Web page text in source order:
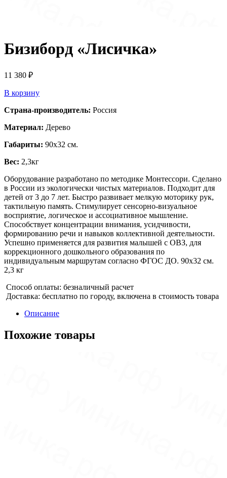
Бизиборд «Лисичка»
11 380 ₽
В корзину
Страна-производитель: Россия
Материал: Дерево
Габариты: 90х32 см.
Вес: 2,3кг
Оборудование разработано по методике Монтессори. Сделано
в России из экологически чистых материалов. Подходит для
детей от 3 до 7 лет. Быстро развивает мелкую моторику рук,
тактильную память. Стимулирует сенсорно-визуальное
восприятие, логическое и ассоциативное мышление.
Способствует концентрации внимания, усидчивости,
формированию речи и навыков коллективной деятельности.
Успешно применяется для развития малышей с ОВЗ, для
коррекционного дошкольного образования по
индивидуальным маршрутам согласно ФГОС ДО. 90х32 см.
2,3 кг
Способ оплаты: безналичный расчет
Доставка: бесплатно по городу, включена в стоимость товара
Описание
Похожие товары